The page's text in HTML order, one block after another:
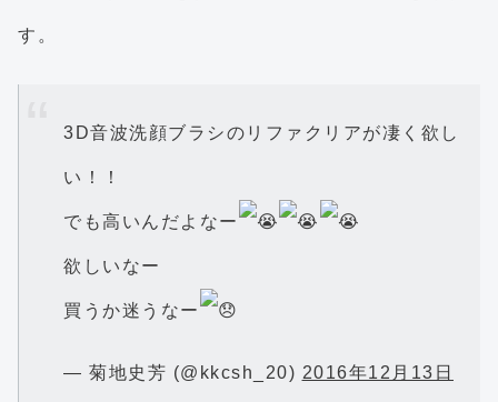
す。
3D音波洗顔ブラシのリファクリアが凄く欲し
い！！
でも高いんだよなー
欲しいなー
買うか迷うなー
— 菊地史芳 (@kkcsh_20) 2016年12月13日